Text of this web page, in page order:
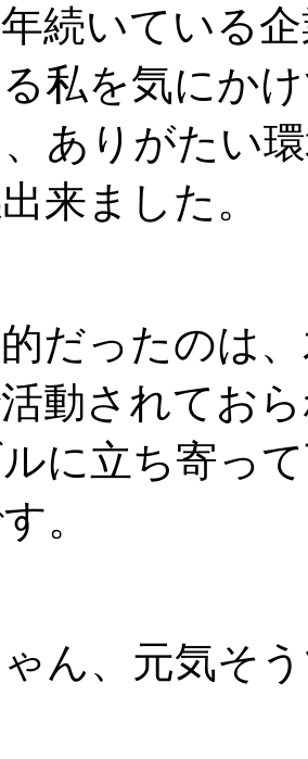
続いている
私を気にか
ありがたい
来ました。
だったのは
動されてお
に立ち寄っ
。
ゃん、元気そ